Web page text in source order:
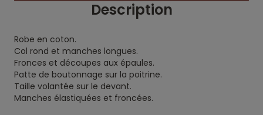
Description
Robe en coton.
Col rond et manches longues.
Fronces et découpes aux épaules.
Patte de boutonnage sur la poitrine.
Taille volantée sur le devant.
Manches élastiquées et froncées.